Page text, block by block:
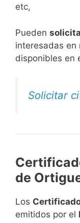
etc,
​Pueden
interesadas en
disponibles en
Solicitar
de
Los
emitidos por el